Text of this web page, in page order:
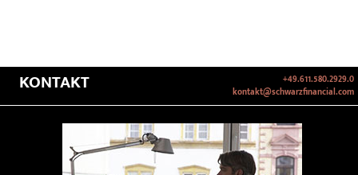
KONTAKT
+49.611.580.2929.0
kontakt@schwarzfinancial.com